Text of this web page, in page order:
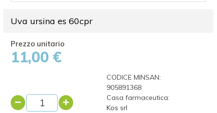
Uva ursina es 60cpr
11,00 €
CODICE MINSAN:
905891368
Casa farmaceutica:
Kos srl